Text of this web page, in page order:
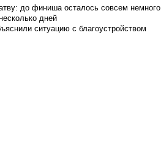
до финиша осталось совсем немного
дней
ситуацию с благоустройством